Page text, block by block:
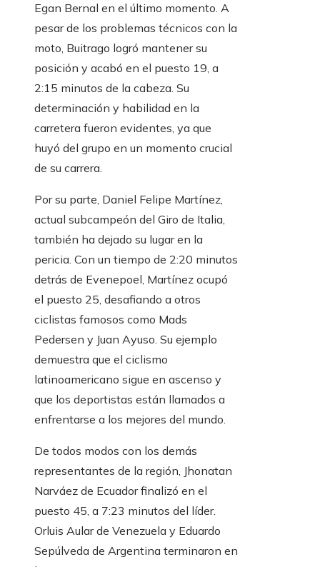
Egan Bernal en el último momento. A
pesar de los problemas técnicos con la
moto, Buitrago logró mantener su
posición y acabó en el puesto 19, a
2:15 minutos de la cabeza. Su
determinación y habilidad en la
carretera fueron evidentes, ya que
huyó del grupo en un momento crucial
de su carrera.
Por su parte, Daniel Felipe Martínez,
actual subcampeón del Giro de Italia,
también ha dejado su lugar en la
pericia. Con un tiempo de 2:20 minutos
detrás de Evenepoel, Martínez ocupó
el puesto 25, desafiando a otros
ciclistas famosos como Mads
Pedersen y Juan Ayuso. Su ejemplo
demuestra que el ciclismo
latinoamericano sigue en ascenso y
que los deportistas están llamados a
enfrentarse a los mejores del mundo.
De todos modos con los demás
representantes de la región, Jhonatan
Narváez de Ecuador finalizó en el
puesto 45, a 7:23 minutos del líder.
Orluis Aular de Venezuela y Eduardo
Sepúlveda de Argentina terminaron en